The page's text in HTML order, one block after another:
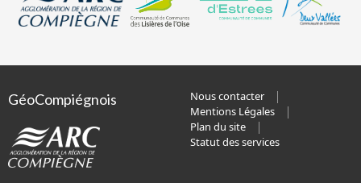
GéoCompiégnois
Nous contacter
Mentions Légales
Plan du site
Statut des services